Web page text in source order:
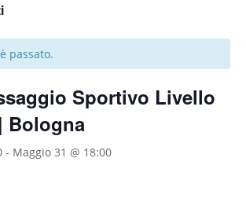
passato.
Sportivo Livello
Bologna
- Maggio 31 @ 18:00